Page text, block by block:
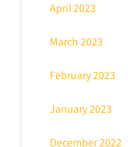
April 2023
March 2023
February 2023
January 2023
December 2022